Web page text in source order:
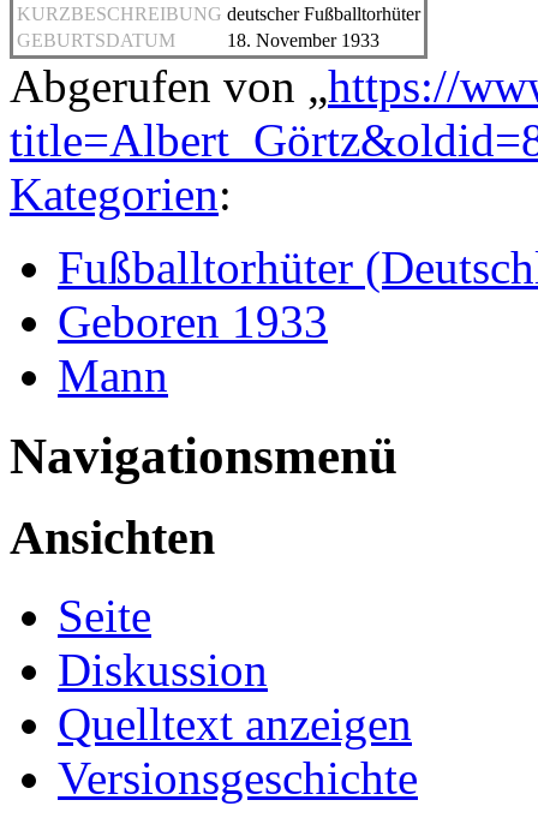
KURZBESCHREIBUNG deutscher Fußballtorhüter
GEBURTSDATUM
18. November 1933
Abgerufen von „https://
Kategorien:
Fußballtorhüter
Geboren 1933
Mann
Navigationsmenü
Ansichten
Seite
Diskussion
Quelltext anzeigen
Versionsgeschichte